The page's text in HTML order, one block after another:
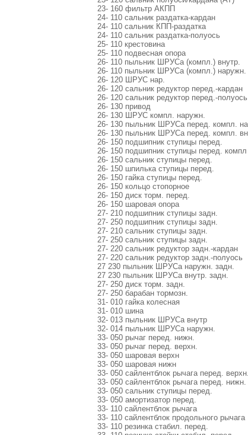
23- 160 фильтр АКПП
24- 110 сальник раздатка-кардан
24- 110 сальник КПП-раздатка
24- 110 сальник раздатка-полуось
25- 110 крестовина
25- 110 подвесная опора
26- 110 пыльник ШРУСа (компл.) внутр.
26- 110 пыльник ШРУСа (компл.) наружн.
26- 120 ШРУС нар.
26- 120 сальник редуктор перед.-кардан
26- 120 сальник редуктор перед.-полуось
26- 130 привод
26- 130 ШРУС компл. наружн.
26- 130 пыльник ШРУСа перед. компл.
26- 130 пыльник ШРУСа перед. компл.
26- 150 подшипник ступицы перед.
26- 150 подшипник ступицы перед. компл
26- 150 сальник ступицы перед.
26- 150 шпилька ступицы перед.
26- 150 гайка ступицы перед.
26- 150 кольцо стопорное
26- 150 диск торм. перед.
26- 150 шаровая опора
27- 210 подшипник ступицы задн.
27- 250 подшипник ступицы задн.
27- 210 сальник ступицы задн.
27- 250 сальник ступицы задн.
27- 220 сальник редуктор задн.-кардан
27- 220 сальник редуктор задн.-полуось
27 230 пыльник ШРУСа наружн. задн.
27 230 пыльник ШРУСа внутр. задн.
27- 250 диск торм. задн.
27- 250 барабан тормозн.
31- 010 гайка колесная
31- 010 шина
32- 013 пыльник ШРУСа внутр
32- 014 пыльник ШРУСа наружн.
33- 050 рычаг перед. нижн.
33- 050 рычаг перед. верхн.
33- 050 шаровая верхн
33- 050 шаровая нижн
33- 050 сайлентблок рычага перед. верхн.
33- 050 сайлентблок рычага перед. нижн.
33- 050 сальник ступицы перед.
33- 050 амортизатор перед.
33- 110 сайлентблок рычага
33- 110 сайлентблок продольного рычага
33- 110 резинка стабил. перед.